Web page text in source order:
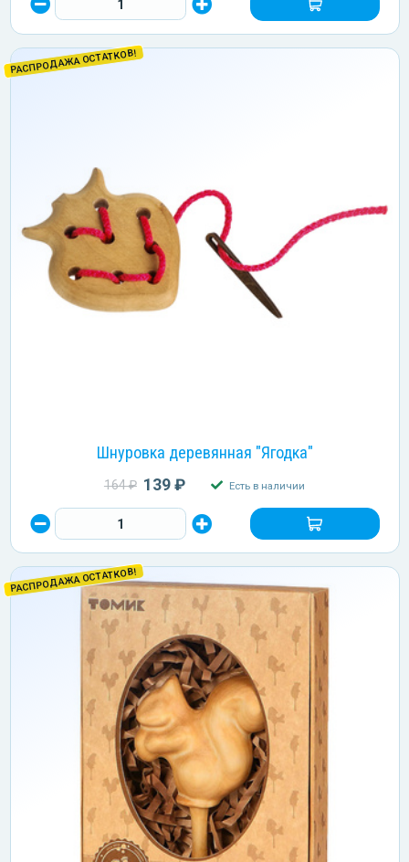
РАСПРОДАЖА ОСТАТКОВ!
Шнуровка деревянная "Ягодка"
164 ₽ 139 ₽ Есть в наличии
РАСПРОДАЖА ОСТАТКОВ!